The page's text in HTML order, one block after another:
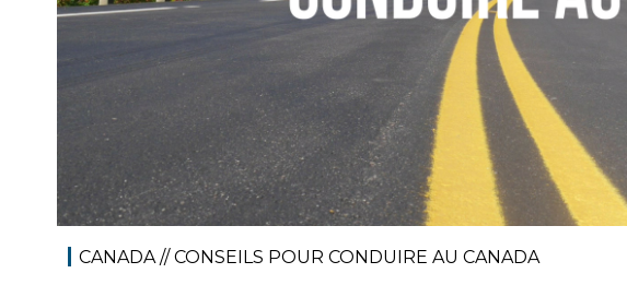
CANADA // CONSEILS POUR CONDUIRE AU CANADA